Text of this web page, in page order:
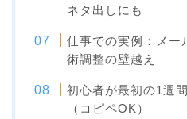
ネタ出しにも
仕事での実例：メー
術調整の壁越え
初心者が最初の1週
（コピペOK）